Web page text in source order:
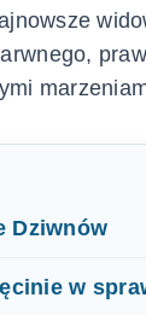
Dziwnów
w